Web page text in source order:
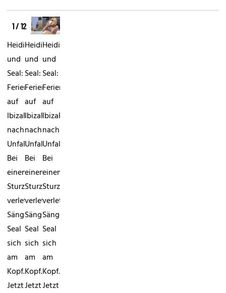
1 / 12
Heidi
und
Seal:
Ferien
auf
IbizaFamilienurlaub
nach
Unfall:
Bei
einem
Sturz
verletzte
Sänger
Seal
sich
am
Kopf.
Jetzt
Heidi
und
Seal:
Ferien
auf
IbizaFamilienurlaub
nach
Unfall:
Bei
einem
Sturz
verletzte
Sänger
Seal
sich
am
Kopf.
Jetzt
Heidi
und
Seal:
Ferien
auf
IbizaFamilienurlaub
nach
Unfall:
Bei
einem
Sturz
verletzte
Sänger
Seal
sich
am
Kopf.
Jetzt